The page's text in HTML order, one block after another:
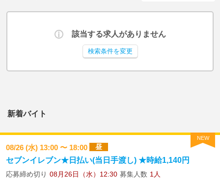
該当する求人がありません
検索条件を変更
新着バイト
NEW
08/26 (水) 13:00 〜 18:00 昼
セブンイレブン★日払い(当日手渡し) ★時給1,140円
応募締め切り 08月26日（水）12:30 募集人数 1人